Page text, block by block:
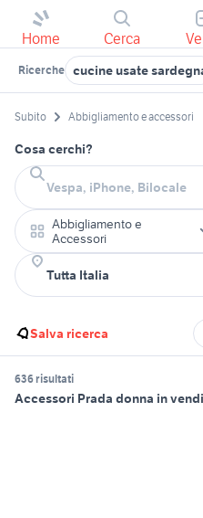
Home Cerca
Ricerche cucine usate
Subito Abbigliamento e accessori
Cosa cerchi?
Abbigliamento e
Accessori
Salva ricerca
636 risultati
Accessori Prada donna in